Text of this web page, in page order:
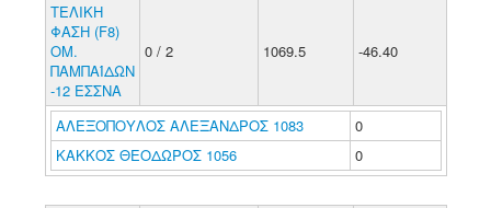
ΤΕΛΙΚΗ
ΦΑΣΗ (F8)
ΟΜ.
ΠΑΜΠΑΊΔΩΝ
-12 ΕΣΣΝΑ
0 / 2 1069.5 -46.40
ΑΛΕΞΟΠΟΥΛΟΣ ΑΛΕΞΑΝΔΡΟΣ 1083
0
ΚΑΚΚΟΣ ΘΕΟΔΩΡΟΣ 1056
0